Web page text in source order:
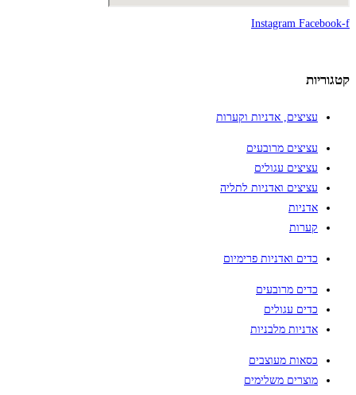
Instagram Facebook-f
קטגוריות
עציצים, אדניות וקערות
עציצים מרובעים
עציצים עגולים
עציצים ואדניות לתליה
אדניות
קערות
כדים ואדניות פרימיום
כדים מרובעים
כדים עגולים
אדניות מלבניות
כסאות מעוצבים
מוצרים משלימים